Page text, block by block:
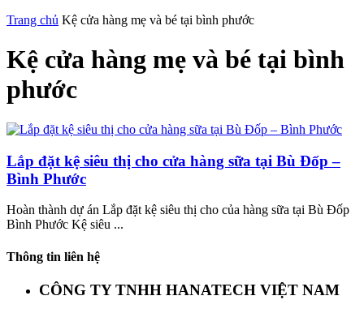
Trang chủ Kệ cửa hàng mẹ và bé tại bình phước
Kệ cửa hàng mẹ và bé tại bình
phước
Lắp đặt kệ siêu thị cho cửa hàng sữa tại Bù Đốp –
Bình Phước
Hoàn thành dự án Lắp đặt kệ siêu thị cho của hàng sữa tại Bù Đốp
Bình Phước Kệ siêu ...
Thông tin liên hệ
CÔNG TY TNHH HANATECH VIỆT NAM